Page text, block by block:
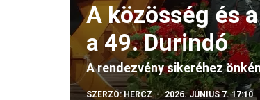
A közösség és
a 49. Durindó
A rendezvény sikeréhez
SZERZŐ:HERCZ 2026. JÚNIUS 7. 17:10